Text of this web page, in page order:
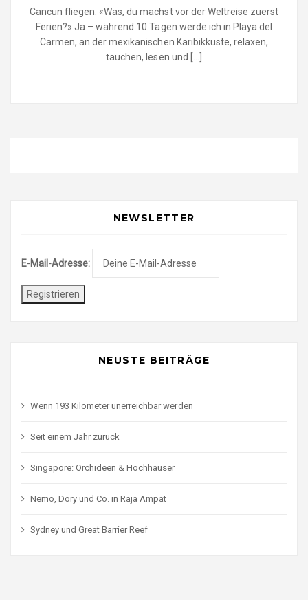
Cancun fliegen. «Was, du machst vor der Weltreise zuerst
Ferien?» Ja – während 10 Tagen werde ich in Playa del
Carmen, an der mexikanischen Karibikküste, relaxen,
tauchen, lesen und […]
NEWSLETTER
E-Mail-Adresse:
NEUSTE BEITRÄGE
Wenn 193 Kilometer unerreichbar werden
Seit einem Jahr zurück
Singapore: Orchideen & Hochhäuser
Nemo, Dory und Co. in Raja Ampat
Sydney und Great Barrier Reef